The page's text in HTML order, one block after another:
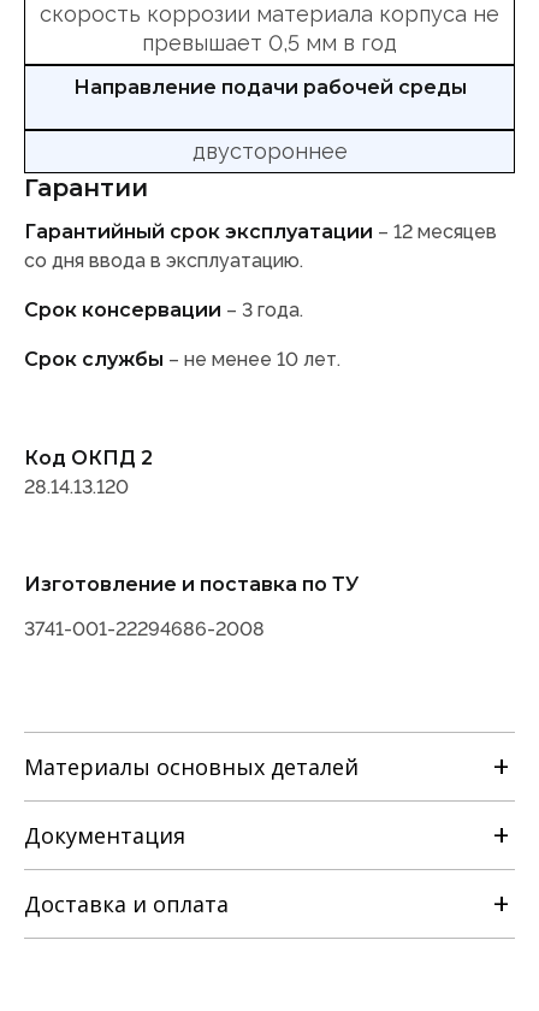
скорость коррозии материала корпуса не
превышает 0,5 мм в год
Направление подачи рабочей среды
двустороннее
Гарантии
Гарантийный срок эксплуатации – 12 месяцев
со дня ввода в эксплуатацию.
Срок консервации – 3 года.
Срок службы – не менее 10 лет.
Код ОКПД 2
28.14.13.120
Изготовление и поставка по ТУ
3741-001-22294686-2008
Материалы основных деталей
Материальное исполнение корпусных
деталей
лс
Марка материала
Корпус, крышка
Сталь 25Л ГОСТ977
ГОСТ21357
Документация
РЭ на задвижку клиновую с
Доставка и оплата